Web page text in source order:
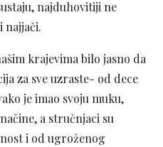
najduhovitiji ne
najjači.
krajevima bilo jasno da
za sve uzraste- od dece
je imao svoju muku,
a stručnjaci su
i od ugroženog